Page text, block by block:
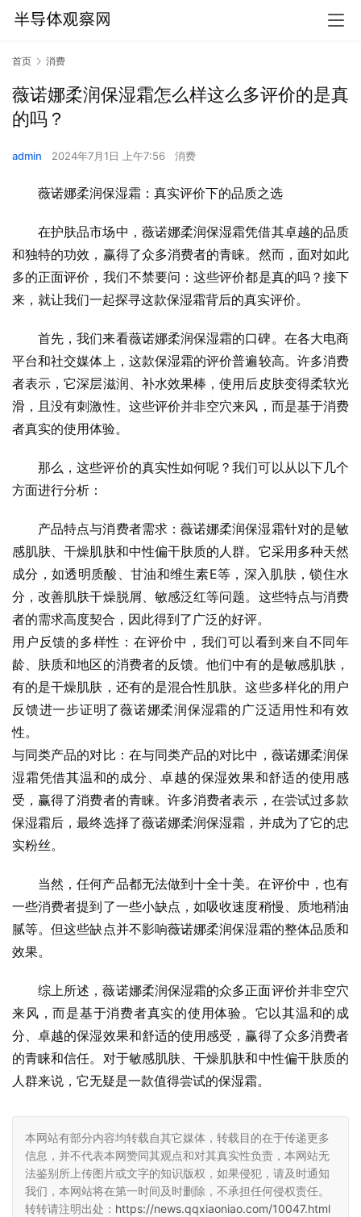
首页 消费
薇诺娜柔润保湿霜怎么样这么多评价的是真
的吗？
admin 2024年7月1日 上午7:56 消费
薇诺娜柔润保湿霜：真实评价下的品质之选
在护肤品市场中，薇诺娜柔润保湿霜凭借其卓越的品质
和独特的功效，赢得了众多消费者的青睐。然而，面对如此
多的正面评价，我们不禁要问：这些评价都是真的吗？接下
来，就让我们一起探寻这款保湿霜背后的真实评价。
首先，我们来看薇诺娜柔润保湿霜的口碑。在各大电商
平台和社交媒体上，这款保湿霜的评价普遍较高。许多消费
者表示，它深层滋润、补水效果棒，使用后皮肤变得柔软光
滑，且没有刺激性。这些评价并非空穴来风，而是基于消费
者真实的使用体验。
那么，这些评价的真实性如何呢？我们可以从以下几个
方面进行分析：
产品特点与消费者需求：薇诺娜柔润保湿霜针对的是敏
感肌肤、干燥肌肤和中性偏干肤质的人群。它采用多种天然
成分，如透明质酸、甘油和维生素E等，深入肌肤，锁住水
分，改善肌肤干燥脱屑、敏感泛红等问题。这些特点与消费
者的需求高度契合，因此得到了广泛的好评。
用户反馈的多样性：在评价中，我们可以看到来自不同年
龄、肤质和地区的消费者的反馈。他们中有的是敏感肌肤，
有的是干燥肌肤，还有的是混合性肌肤。这些多样化的用户
反馈进一步证明了薇诺娜柔润保湿霜的广泛适用性和有效
性。
与同类产品的对比：在与同类产品的对比中，薇诺娜柔润保
湿霜凭借其温和的成分、卓越的保湿效果和舒适的使用感
受，赢得了消费者的青睐。许多消费者表示，在尝试过多款
保湿霜后，最终选择了薇诺娜柔润保湿霜，并成为了它的忠
实粉丝。
当然，任何产品都无法做到十全十美。在评价中，也有
一些消费者提到了一些小缺点，如吸收速度稍慢、质地稍油
腻等。但这些缺点并不影响薇诺娜柔润保湿霜的整体品质和
效果。
综上所述，薇诺娜柔润保湿霜的众多正面评价并非空穴
来风，而是基于消费者真实的使用体验。它以其温和的成
分、卓越的保湿效果和舒适的使用感受，赢得了众多消费者
的青睐和信任。对于敏感肌肤、干燥肌肤和中性偏干肤质的
人群来说，它无疑是一款值得尝试的保湿霜。
本网站有部分内容均转载自其它媒体，转载目的在于传递更多
信息，并不代表本网赞同其观点和对其真实性负责，本网站无
法鉴别所上传图片或文字的知识版权，如果侵犯，请及时通知
我们，本网站将在第一时间及时删除，不承担任何侵权责任。
转转请注明出处： https://news.qqxiaoniao.com/10047.html